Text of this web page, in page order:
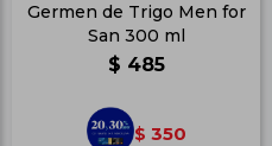
Germen de Trigo Men for
San 300 ml
$ 485
$ 350